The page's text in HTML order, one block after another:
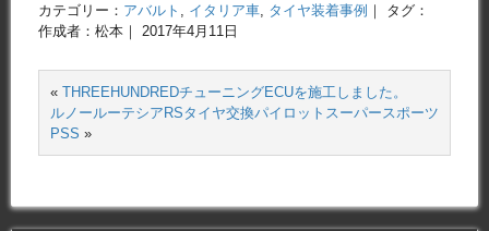
カテゴリー： アバルト イタリア車 タイヤ装着事例 ｜ タグ：
作成者：松本｜ 2017年4月11日
« THREEHUNDREDチューニングECUを施工しました。
ルノールーテシアRSタイヤ交換パイロットスーパースポーツ
PSS »